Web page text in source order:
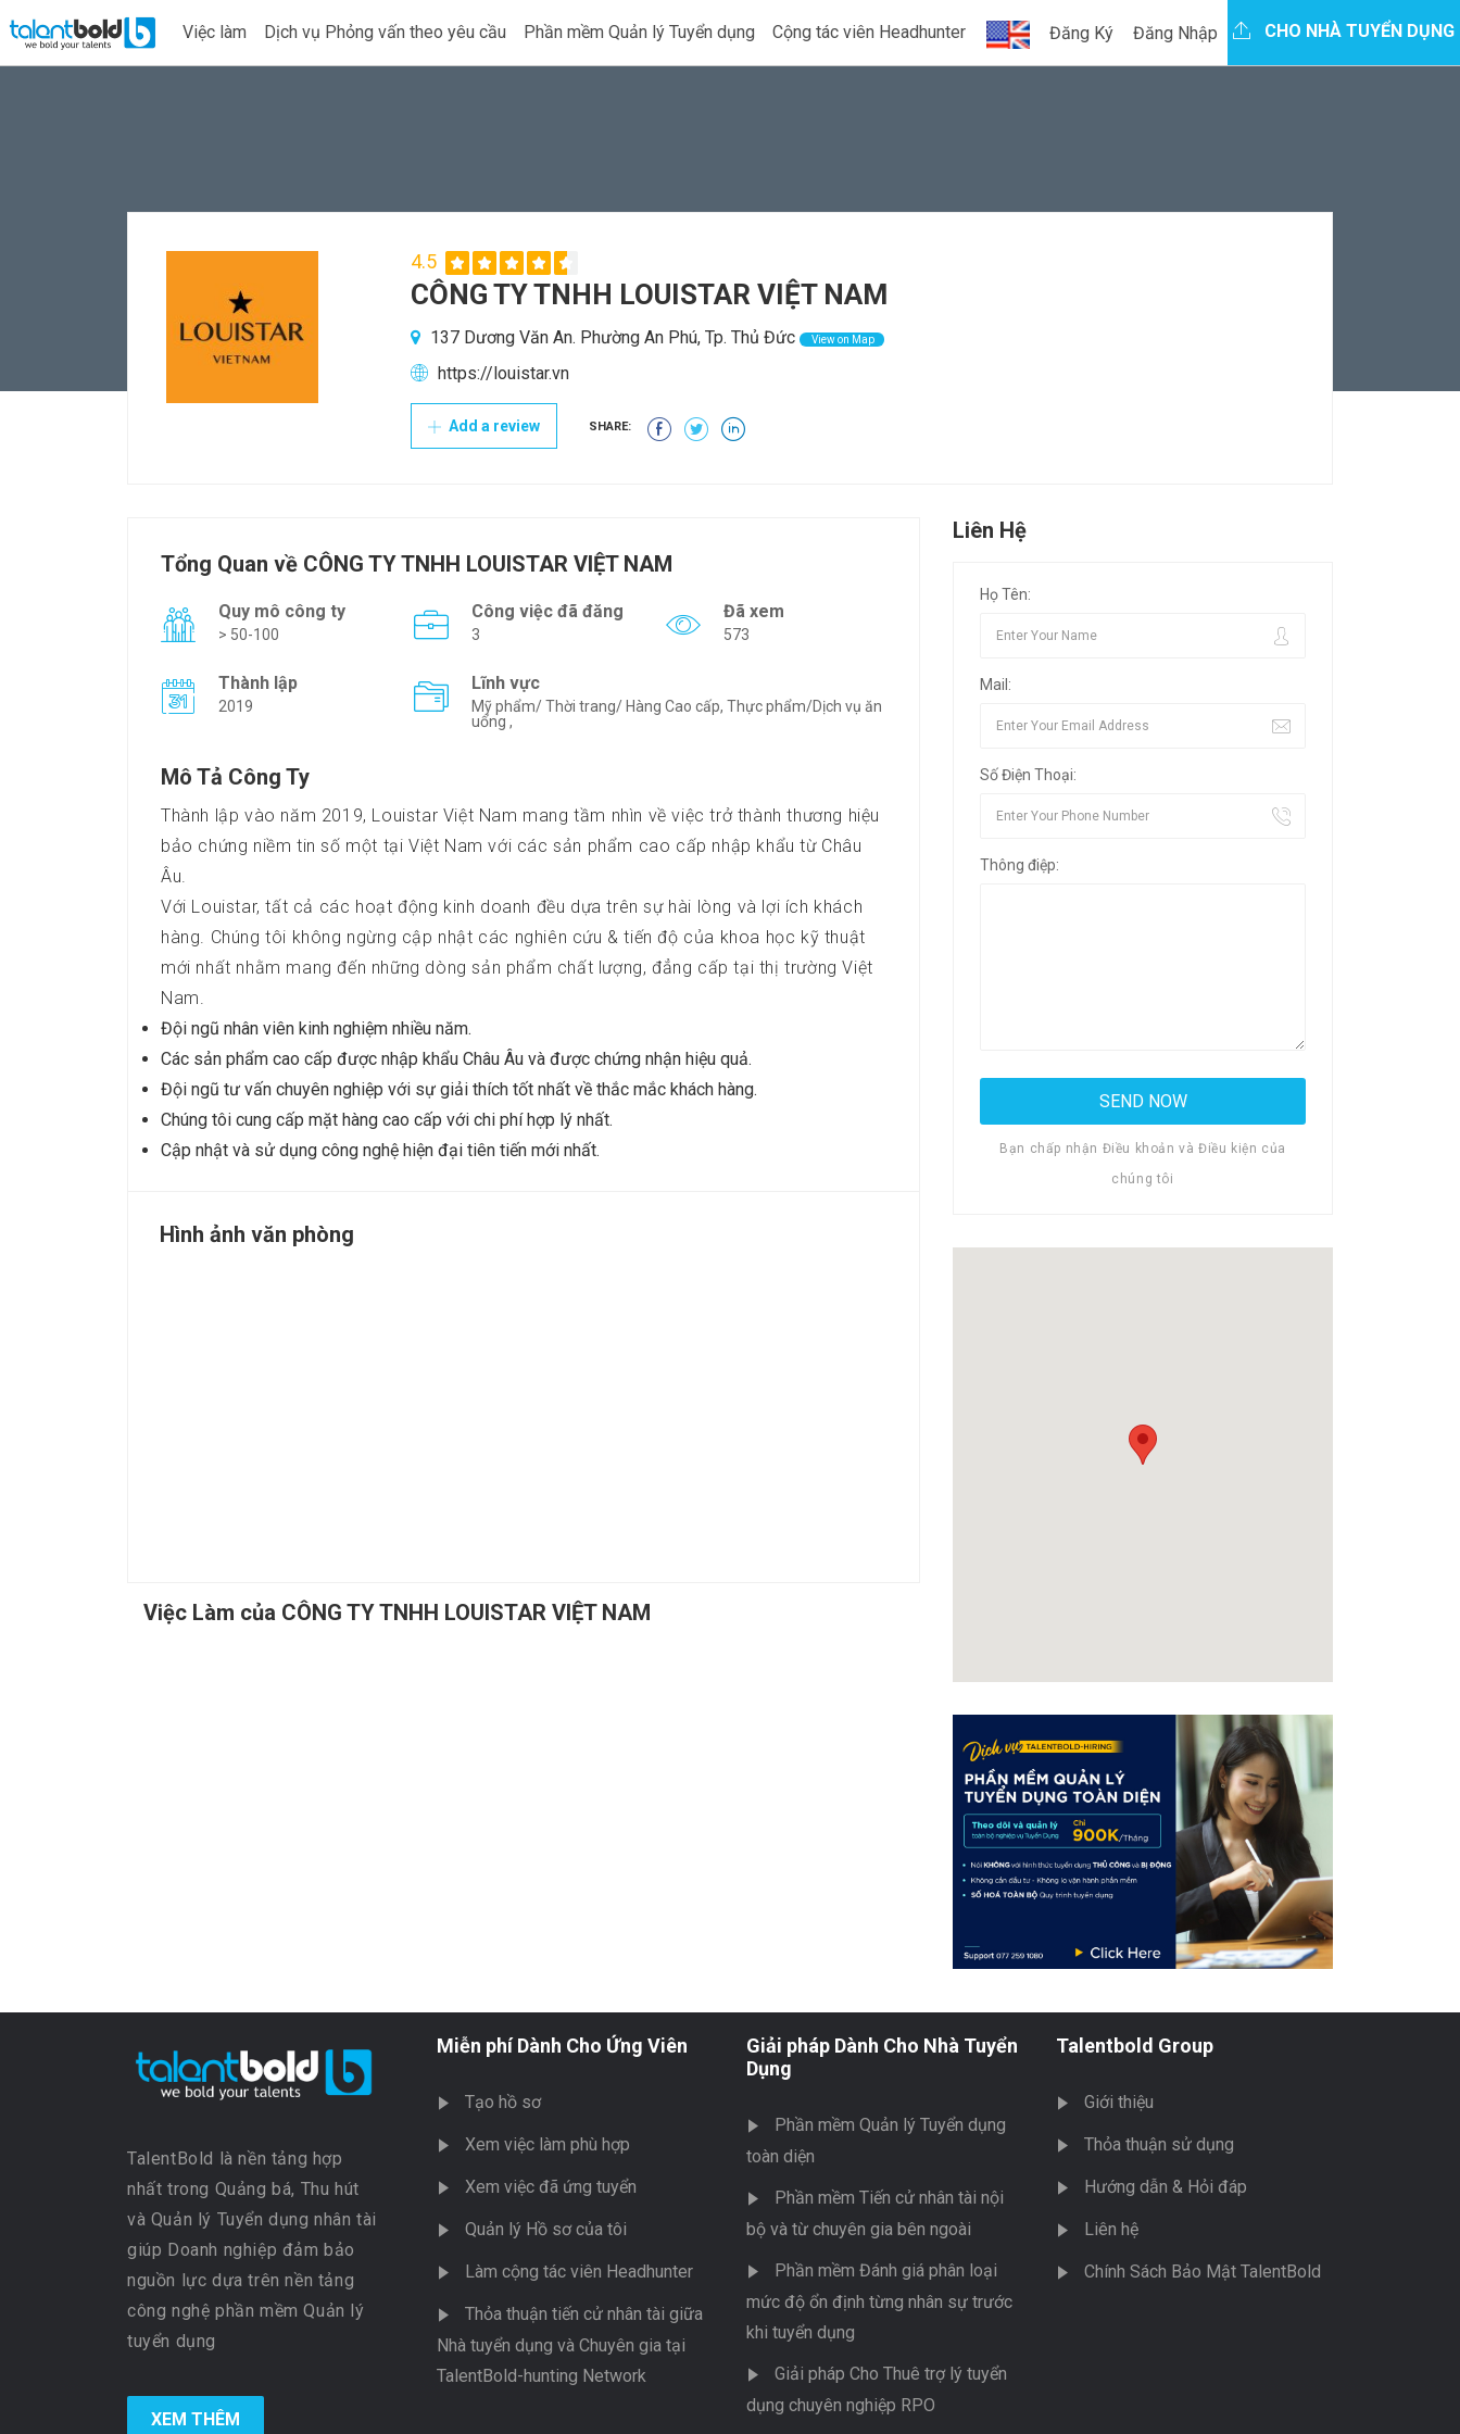
Việc làm Dịch vụ Phỏng vấn theo yêu cầu Phần mềm Quản lý Tuyển dụng Cộng tác viên Headhunter Đăng Ký Đăng Nhập CHO NHÀ TUYỂN DỤNG
4.5
CÔNG TY TNHH LOUISTAR VIỆT NAM
137 Dương Văn An. Phường An Phú, Tp. Thủ Đức View on Map
https://louistar.vn
Add a review SHARE:
Tổng Quan về CÔNG TY TNHH LOUISTAR VIỆT NAM
Quy mô công ty
> 50-100
Công việc đã đăng
3
Đã xem
573
Thành lập
2019
Lĩnh vực
Mỹ phẩm/ Thời trang/ Hàng Cao cấp, Thực phẩm/Dịch vụ ăn
uống ,
Mô Tả Công Ty
Thành lập vào năm 2019, Louistar Việt Nam mang tầm nhìn về việc trở thành thương hiệu
bảo chứng niềm tin số một tại Việt Nam với các sản phẩm cao cấp nhập khẩu từ Châu
Âu.
Với Louistar, tất cả các hoạt động kinh doanh đều dựa trên sự hài lòng và lợi ích khách
hàng. Chúng tôi không ngừng cập nhật các nghiên cứu & tiến độ của khoa học kỹ thuật
mới nhất nhằm mang đến những dòng sản phẩm chất lượng, đẳng cấp tại thị trường Việt
Nam.
Đội ngũ nhân viên kinh nghiệm nhiều năm.
Các sản phẩm cao cấp được nhập khẩu Châu Âu và được chứng nhận hiệu quả.
Đội ngũ tư vấn chuyên nghiệp với sự giải thích tốt nhất về thắc mắc khách hàng.
Chúng tôi cung cấp mặt hàng cao cấp với chi phí hợp lý nhất.
Cập nhật và sử dụng công nghệ hiện đại tiên tiến mới nhất.
Hình ảnh văn phòng
Việc Làm của CÔNG TY TNHH LOUISTAR VIỆT NAM
Liên Hệ
Họ Tên:
Mail:
Số Điện Thoại:
Thông điệp:
Bạn chấp nhận Điều khoản và Điều kiện của
chúng tôi
TalentBold là nền tảng hợp
nhất trong Quảng bá, Thu hút
và Quản lý Tuyển dụng nhân tài
giúp Doanh nghiệp đảm bảo
nguồn lực dựa trên nền tảng
công nghệ phần mềm Quản lý
tuyển dụng
XEM THÊM
Miễn phí Dành Cho Ứng Viên
Tạo hồ sơ
Xem việc làm phù hợp
Xem việc đã ứng tuyển
Quản lý Hồ sơ của tôi
Làm cộng tác viên Headhunter
Thỏa thuận tiến cử nhân tài giữa
Nhà tuyển dụng và Chuyên gia tại
TalentBold-hunting Network
Giải pháp Dành Cho Nhà Tuyển
Dụng
Phần mềm Quản lý Tuyển dụng
toàn diện
Phần mềm Tiến cử nhân tài nội
bộ và từ chuyên gia bên ngoài
Phần mềm Đánh giá phân loại
mức độ ổn định từng nhân sự trước
khi tuyển dụng
Giải pháp Cho Thuê trợ lý tuyển
dụng chuyên nghiệp RPO
Talentbold Group
Giới thiệu
Thỏa thuận sử dụng
Hướng dẫn & Hỏi đáp
Liên hệ
Chính Sách Bảo Mật TalentBold